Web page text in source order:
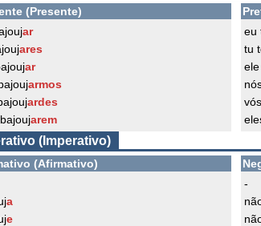
(Presente)
ar
ares
ar
armos
ardes
arem
eu
tu
(Imperativo)
(Afirmativo)
a
e
-